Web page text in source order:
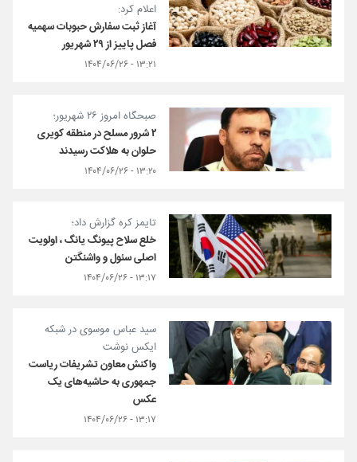
اعلام کرد:
آغاز ثبت سفارش حبوبات سهمیه
فصل پاییز از ۲۹ شهریور
۱۳:۲۱ - ۱۴۰۴/۰۶/۲۶
صبحگاه امروز ۲۶ شهریور؛
۲ شرور مسلح در منطقه کویری
حلوان به هلاکت رسیدند
۱۳:۲۰ - ۱۴۰۴/۰۶/۲۶
تایمز کره گزارش داد؛
خلع سلاح پیونگ یانگ ، اولویت
اصلی سئول و واشنگتن
۱۳:۱۷ - ۱۴۰۴/۰۶/۲۶
سید عباس موسوی در شبکه
ایکس نوشت
واکنش معاون تشریفات ریاست
جمهوری به حاشیه‌های یک
عکس
۱۳:۱۷ - ۱۴۰۴/۰۶/۲۶